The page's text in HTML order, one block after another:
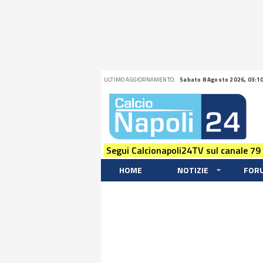
ULTIMO AGGIORNAMENTO: Sabato 8 Agosto 2026,
Segui Calcionapoli24TV sul canale
HOME NOTIZIE